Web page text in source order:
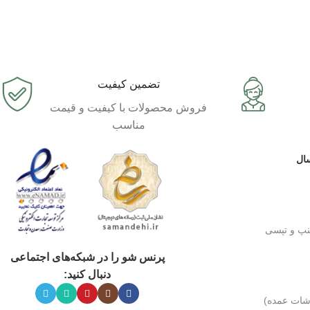
تضمین کیفیت
فروش محصولات با کیفیت و قیمت
مناسب
و تپسی
عمده)
پرنس شو را در شبکه‌های اجتماعی
دنبال کنید: